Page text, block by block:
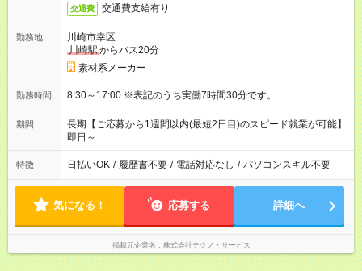
交通費 交通費支給有り
勤務地
川崎市幸区
川崎駅からバス20分
素材系メーカー
勤務時間 8:30～17:00 ※表記のうち実働7時間30分です。
期間
長期【ご応募から1週間以内(最短2日目)のスピード就業が可能】
即日～
特徴 日払いOK / 履歴書不要 / 電話対応なし / パソコンスキル不要
気になる！ 応募する 詳細へ
掲載元企業名 株式会社テクノ・サービス